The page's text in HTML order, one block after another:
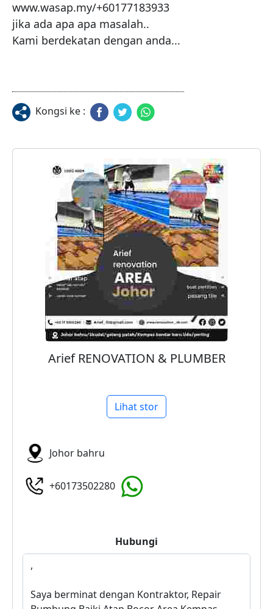
www.wasap.my/+60177183933
jika ada apa apa masalah..
Kami berdekatan dengan anda...
Kongsi ke :
Arief RENOVATION & PLUMBER
Lihat stor
Johor bahru
+60173502280
Hubungi